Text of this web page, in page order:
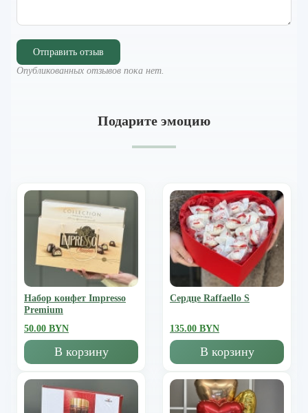
Отправить отзыв
Опубликованных отзывов пока нет.
Подарите эмоцию
Набор конфет Impresso
Premium
50.00 BYN
В корзину
Сердце Raffaello S
135.00 BYN
В корзину